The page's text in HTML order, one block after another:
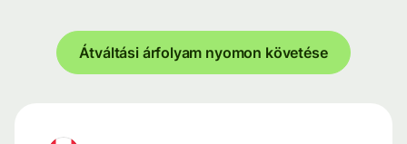
Átváltási árfolyam nyomon követése